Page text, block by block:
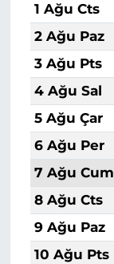
1 Ağu Cts
2 Ağu Paz
3 Ağu Pts
4 Ağu Sal
5 Ağu Çar
6 Ağu Per
7 Ağu Cum
8 Ağu Cts
9 Ağu Paz
10 Ağu Pts